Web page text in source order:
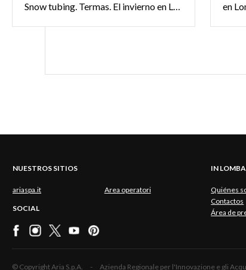
Snow tubing. Termas. El invierno en Lombardía no es solo para esquiar.
NUESTROS SITIOS
ariaspa.it Area operatori
SOCIAL
IN
Quiénes
Contactos
Área de
© Copyright Aria S.p.A. - Azienda Regionale per l'Innovazione e gli